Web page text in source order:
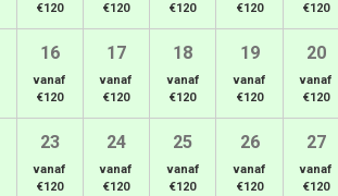
€120
€120
€120
€120
€120
16
vanaf
€120
17
vanaf
€120
18
vanaf
€120
19
vanaf
€120
20
vanaf
€120
23
vanaf
€120
24
vanaf
€120
25
vanaf
€120
26
vanaf
€120
27
vanaf
€120